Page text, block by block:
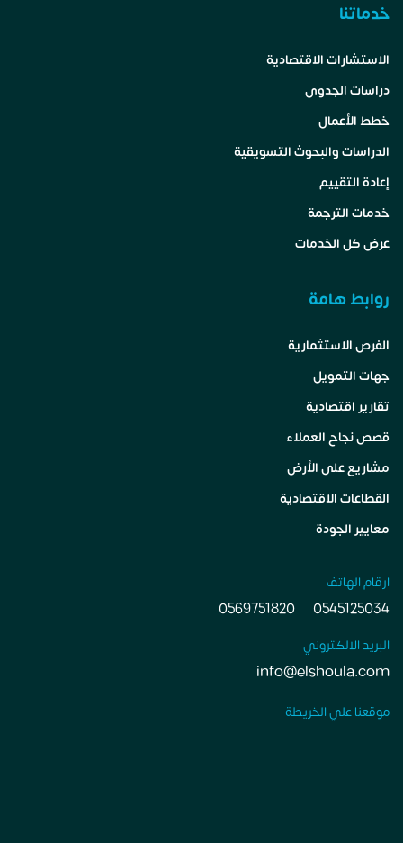
خدماتنا
الاستشارات الاقتصادية
دراسات الجدوى
خطط الأعمال
الدراسات والبحوث التسويقية
إعادة التقييم
خدمات الترجمة
عرض كل الخدمات
روابط هامة
الفرص الاستثمارية
جهات التمويل
تقارير اقتصادية
قصص نجاح العملاء
مشاريع على الأرض
القطاعات الاقتصادية
معايير الجودة
ارقام الهاتف
0545125034
0569751820
البريد الالكتروني
info@elshoula.com
موقعنا علي الخريطة